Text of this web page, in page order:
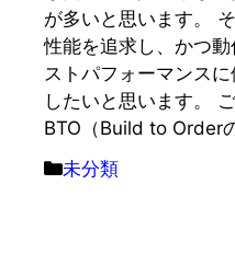
が多いと思います。
性能を追求し、かつ
ストパフォーマンス
したいと思います。
BTO（Build to Order
カ
未分類